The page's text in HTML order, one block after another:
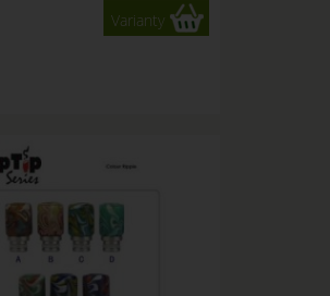
Varianty